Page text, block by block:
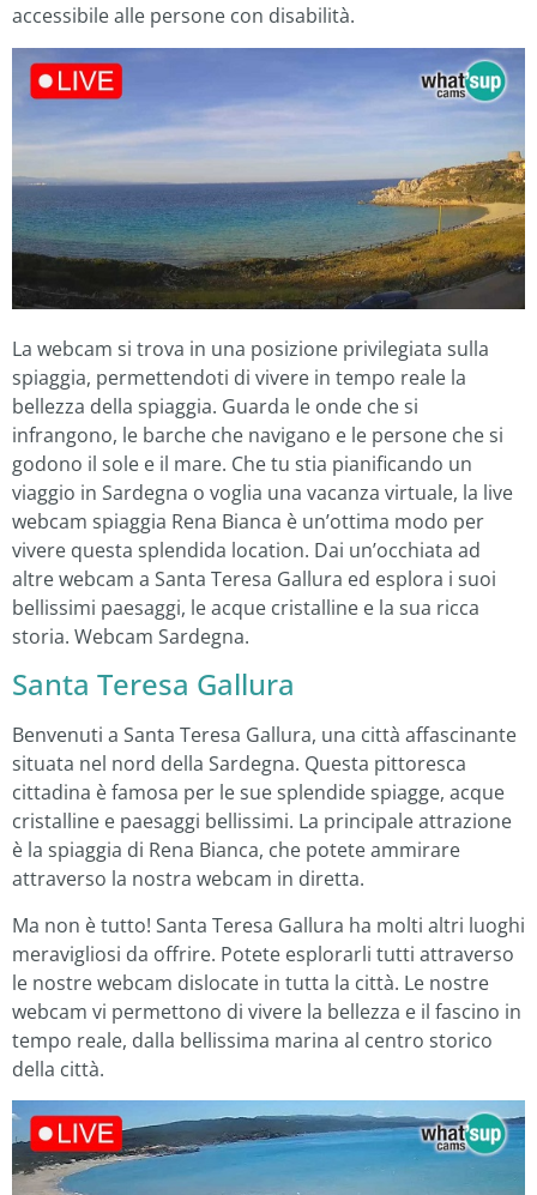
accessibile alle persone con disabilità.
La webcam si trova in una posizione privilegiata sulla
spiaggia, permettendoti di vivere in tempo reale la
bellezza della spiaggia. Guarda le onde che si
infrangono, le barche che navigano e le persone che si
godono il sole e il mare. Che tu stia pianificando un
viaggio in Sardegna o voglia una vacanza virtuale, la live
webcam spiaggia Rena Bianca è un’ottima modo per
vivere questa splendida location. Dai un’occhiata ad
altre webcam a Santa Teresa Gallura ed esplora i suoi
bellissimi paesaggi, le acque cristalline e la sua ricca
storia. Webcam Sardegna.
Santa Teresa Gallura
Benvenuti a Santa Teresa Gallura, una città affascinante
situata nel nord della Sardegna. Questa pittoresca
cittadina è famosa per le sue splendide spiagge, acque
cristalline e paesaggi bellissimi. La principale attrazione
è la spiaggia di Rena Bianca, che potete ammirare
attraverso la nostra webcam in diretta.
Ma non è tutto! Santa Teresa Gallura ha molti altri luoghi
meravigliosi da offrire. Potete esplorarli tutti attraverso
le nostre webcam dislocate in tutta la città. Le nostre
webcam vi permettono di vivere la bellezza e il fascino in
tempo reale, dalla bellissima marina al centro storico
della città.